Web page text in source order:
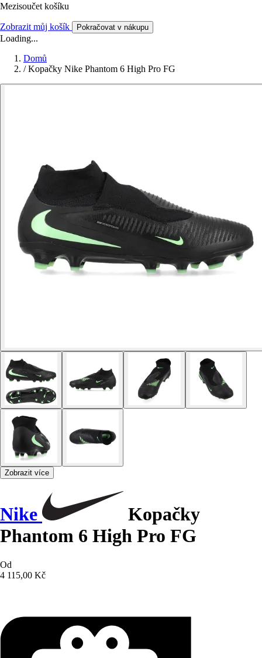
Mezisoučet košíku
Zobrazit můj košík Pokračovat v nákupu
Loading...
Domů
/ Kopačky Nike Phantom 6 High Pro FG
Zobrazit více
Nike
Kopačky
Phantom 6 High Pro FG
Od
4 115,00 Kč